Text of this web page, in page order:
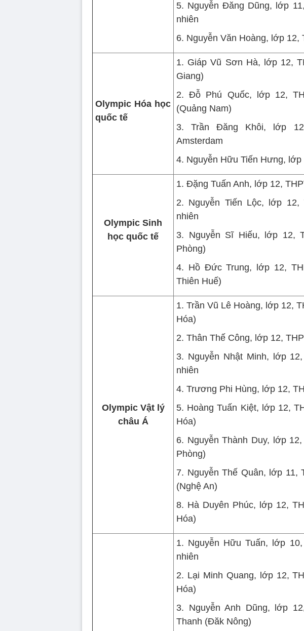
5. Nguyễn Đăng Dũng, lớp
nhiên
6. Nguyễn Văn Hoàng, lớp 12,
Olympic Hóa học
quốc tế
1. Giáp Vũ Sơn Hà, lớp 12,
Giang)
2. Đỗ Phú Quốc, lớp 12,
(Quảng Nam)
3. Trần Đăng Khôi, lớp
Amsterdam
4. Nguyễn Hữu Tiến Hưng,
Olympic Sinh
học quốc tế
1. Đặng Tuấn Anh, lớp 12,
2. Nguyễn Tiến Lộc, lớp
nhiên
3. Nguyễn Sĩ Hiếu, lớp 12,
Phòng)
4. Hồ Đức Trung, lớp 12,
Thiên Huế)
Olympic Vật lý
châu Á
1. Trần Vũ Lê Hoàng, lớp 12,
Hóa)
2. Thân Thế Công, lớp 12,
3. Nguyễn Nhật Minh, lớp
nhiên
4. Trương Phi Hùng, lớp 12,
5. Hoàng Tuấn Kiệt, lớp 12,
Hóa)
6. Nguyễn Thành Duy, lớp
Phòng)
7. Nguyễn Thế Quân, lớp 11,
(Nghệ An)
8. Hà Duyên Phúc, lớp 12,
Hóa)
1. Nguyễn Hữu Tuấn, lớp
nhiên
2. Lại Minh Quang, lớp 12,
Hóa)
3. Nguyễn Anh Dũng, lớp
Thanh (Đăk Nông)